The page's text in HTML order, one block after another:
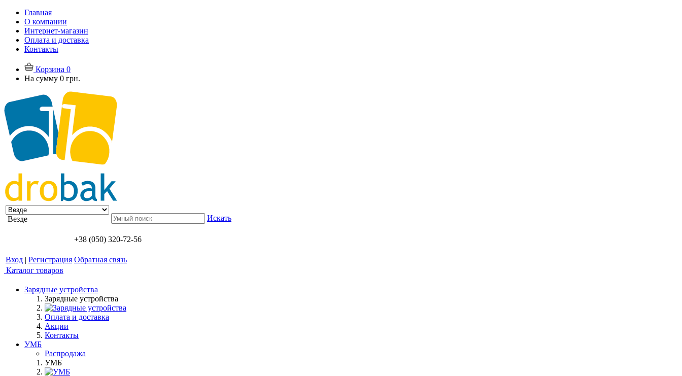
Главная
О компании
Интернет-магазин
Оплата и доставка
Контакты
Корзина 0
На сумму 0 грн.
Везде Искать
+38 (050) 320-72-56
Вход | Регистрация Обратная связь
Каталог товаров
Зарядные устройства
Зарядные устройства
Оплата и доставка
Акции
Контакты
УМБ
Распродажа
УМБ